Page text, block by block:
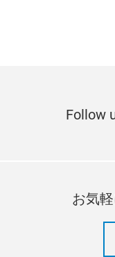
Follow
お気